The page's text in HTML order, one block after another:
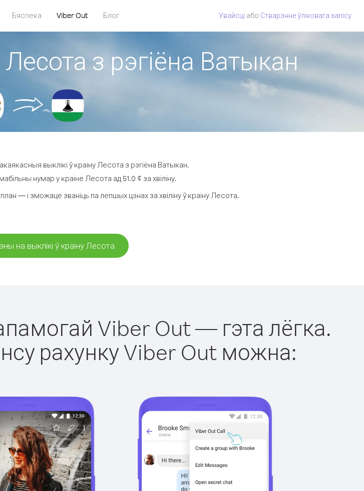
Бяспека Viber Out Блог Увайсці або Стварэнне ўліковага запісу
з рэгіёна Ватыкан
выклікі ў краіну Лесота з рэгіёна Ватыкан.
нумар у краіне Лесота ад 51.0 ¢ за хвіліну.
— і зможаце званіць па лепшых цэнах за хвіліну ў краіну Лесота.
на выклікі ў краіну Лесота
Viber Out — гэта лёгка.
рахунку Viber Out можна: